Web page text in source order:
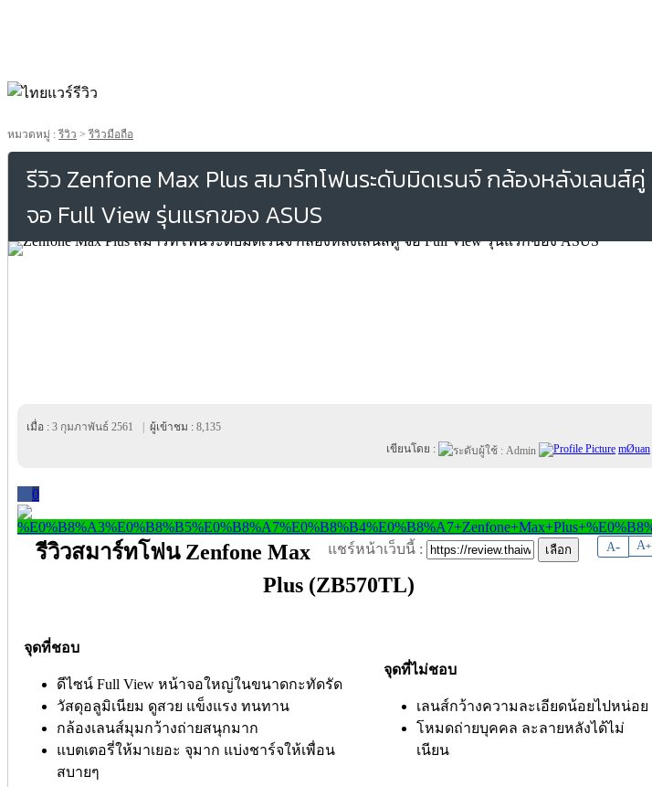
หมวดหมู่ :รีวิว >รีวิวมือถือ
รีวิว Zenfone Max Plus สมาร์ทโฟนระดับมิดเรนจ์ กล้องหลังเลนส์คู่
จอ Full View รุ่นแรกของ ASUS
เมื่อ : 3 กุมภาพันธ์ 2561 ผู้เข้าชม : 8,135
เขียนโดย :
mØuan
0
A- A+
แชร์หน้าเว็บนี้ :
รีวิวสมาร์ทโฟน Zenfone Max
Plus (ZB570TL)
จุดที่ชอบ
ดีไซน์ Full View หน้าจอใหญ่ในขนาดกะทัดรัด
วัสดุอลูมิเนียม ดูสวย แข็งแรง ทนทาน
กล้องเลนส์มุมกว้างถ่ายสนุกมาก
แบตเตอรี่ให้มาเยอะ จุมาก แบ่งชาร์จให้เพื่อน
สบายๆ
จุดที่ไม่ชอบ
เลนส์กว้างความละเอียดน้อยไปหน่อย
โหมดถ่ายบุคคล ละลายหลังได้ไม่
เนียน